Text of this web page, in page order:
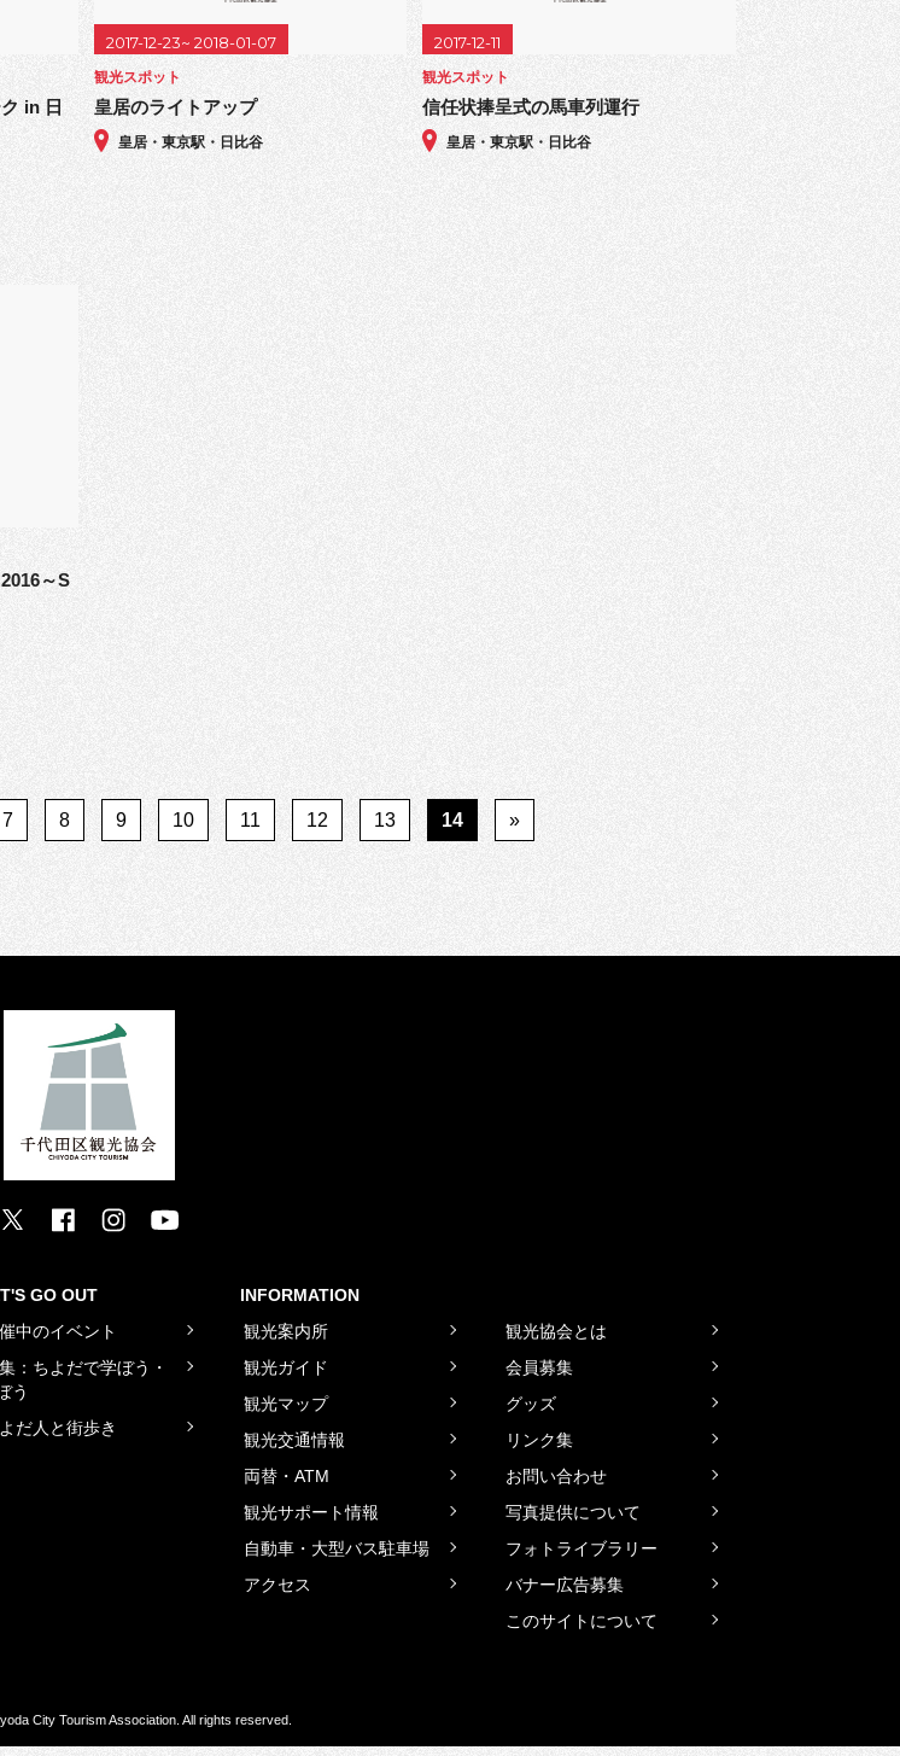
in 日
2017-12-23~ 2018-01-07
観光スポット
皇居のライトアップ
皇居・東京駅・日比谷
2017-12-11
観光スポット
信任状捧呈式の馬車列運行
皇居・東京駅・日比谷
～S
7 8 9 10 11 12 13 14 »
GO OUT
中のイベント
：ちよだで学ぼう・
う
だ人と街歩き
INFORMATION
観光案内所
観光ガイド
観光マップ
観光交通情報
両替・ATM
観光サポート情報
自動車・大型バス駐車場
アクセス
観光協会とは
会員募集
グッズ
リンク集
お問い合わせ
写真提供について
フォトライブラリー
バナー広告募集
このサイトについて
City Tourism Association. All rights reserved.